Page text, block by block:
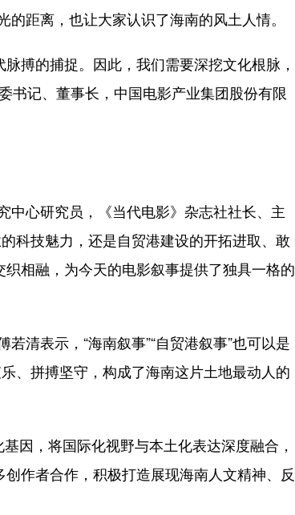
距离，也让大家认识了海南的风土人情。
搏的捕捉。因此，我们需要深挖文化根脉，
书记、董事长，中国电影产业集团股份有限
心研究员，《当代电影》杂志社社长、主
科技魅力，还是自贸港建设的开拓进取、敢
相融，为今天的电影叙事提供了独具一格的
清表示，“海南叙事”“自贸港叙事”也可以是
、拼搏坚守，构成了海南这片土地最动人的
因，将国际化视野与本土化表达深度融合，
作者合作，积极打造展现海南人文精神、反